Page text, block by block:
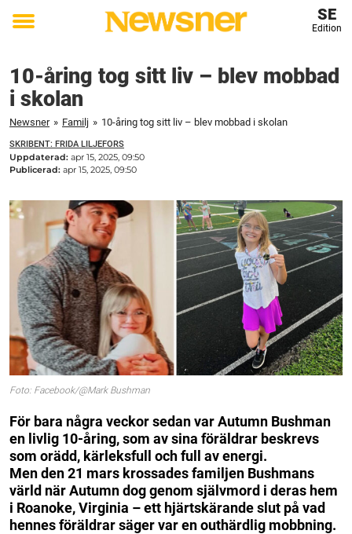
Toggle
SE
Edition
10-åring tog sitt liv – blev mobbad
i skolan
Newsner » Familj » 10-åring tog sitt liv – blev mobbad i skolan
SKRIBENT: FRIDA LILJEFORS
Uppdaterad: apr 15, 2025, 09:50
Publicerad: apr 15, 2025, 09:50
Foto: Facebook/@Mark Bushman
För bara några veckor sedan var Autumn Bushman
en livlig 10-åring, som av sina föräldrar beskrevs
som orädd, kärleksfull och full av energi.
Men den 21 mars krossades familjen Bushmans
värld när Autumn dog genom självmord i deras hem
i Roanoke, Virginia – ett hjärtskärande slut på vad
hennes föräldrar säger var en outhärdlig mobbning.